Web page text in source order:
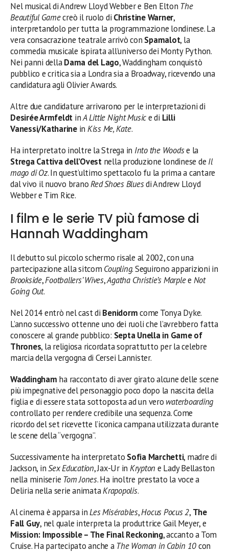
Nel musical di Andrew Lloyd Webber e Ben Elton The
Beautiful Gamecreò il ruolo di Christine Warner,
interpretandolo per tutta la programmazione londinese. La
vera consacrazione teatrale arrivò con Spamalot, la
commedia musicale ispirata all’universo dei Monty Python.
Nei panni dellaDama del Lago, Waddingham conquistò
pubblico e critica sia a Londra sia a Broadway, ricevendo una
candidatura agli Olivier Awards.
Altre due candidature arrivarono per le interpretazioni di
Desirée Armfeldt inA Little Night Musice di Lilli
Vanessi/Katharinein Kiss Me, Kate.
Ha interpretato inoltre la Strega in Into the Woodse la
Strega Cattiva dell’Ovestnella produzione londinese de Il
mago di Oz. In quest’ultimo spettacolo fu la prima a cantare
dal vivo il nuovo branoRed Shoes Bluesdi Andrew Lloyd
Webber e Tim Rice.
I film e le serie TV più famose di
Hannah Waddingham
Il debutto sul piccolo schermo risale al 2002, con una
partecipazione alla sitcom Coupling. Seguirono apparizioni in
Brookside,Footballers’ Wives,Agatha Christie’s Marplee Not
Going Out.
Nel 2014 entrò nel cast di Benidormcome Tonya Dyke.
L’anno successivo ottenne uno dei ruoli che l’avrebbero fatta
conoscere al grande pubblico: Septa Unella in Game of
Thrones, la religiosa ricordata soprattutto per la celebre
marcia della vergogna di Cersei Lannister.
Waddingham ha raccontato di aver girato alcune delle scene
più impegnative del personaggio poco dopo la nascita della
figlia e di essere stata sottoposta ad un vero waterboarding
controllato per rendere credibile una sequenza. Come
ricordo del set ricevette l’iconica campana utilizzata durante
le scene della “vergogna”.
Successivamente ha interpretato Sofia Marchetti, madre di
Jackson, inSex Education, Jax-Ur in Krypton e Lady Bellaston
nella miniserie Tom Jones. Ha inoltre prestato la voce a
Deliria nella serie animataKrapopolis.
Al cinema è apparsa inLes Misérables,Hocus Pocus 2, The
Fall Guy, nel quale interpreta la produttrice Gail Meyer, e
Mission: Impossible – The Final Reckoning, accanto a Tom
Cruise. Ha partecipato anche a The Woman in Cabin 10con